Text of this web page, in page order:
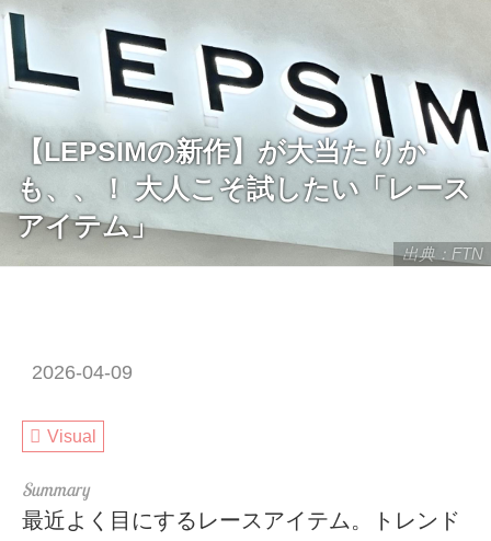
出典：FTN
【LEPSIMの新作】が大当たりか
も、、！ 大人こそ試したい「レース
アイテム」
2026-04-09
Visual
最近よく目にするレースアイテム。トレンド